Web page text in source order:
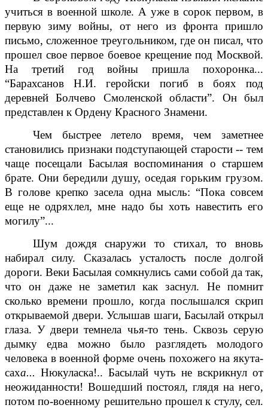
учиться в военной школе. А уже в сорок первом, в
первую зиму войны, от него из фронта пришло
письмо, сложенное треугольником, где он писал, что
прошел свое первое боевое крещение под Москвой.
На третий год войны пришла похоронка...
“Барахсанов Н.И. геройски погиб в боях под
деревней Болчево Смоленской области”. Он был
представлен к Ордену Красного Знамени.
Чем быстрее летело время, чем заметнее
становились признаки подступающей старости -- тем
чаще посещали Басылая воспоминания о старшем
брате. Они бередили душу, оседая горьким грузом.
В голове крепко засела одна мысль: “Пока совсем
еще не одряхлел, мне надо бы хоть навестить его
могилу”...
Шум дождя снаружи то стихал, то вновь
набирал силу. Сказалась усталость после долгой
дороги. Веки Басылая сомкнулись сами собой да так,
что он даже не заметил как заснул. Не помнит
сколько времени прошло, когда послышался скрип
открываемой двери. Услышав шаги, Басылай открыл
глаза. У двери темнела чья-то тень. Сквозь серую
дымку едва можно было разглядеть молодого
человека в военной форме очень похожего на якута-
саха... Нюкуласка!.. Басылай чуть не вскрикнул от
неожиданности! Вошедший постоял, глядя на него,
потом по-военному решительно прошел к стулу, сел.